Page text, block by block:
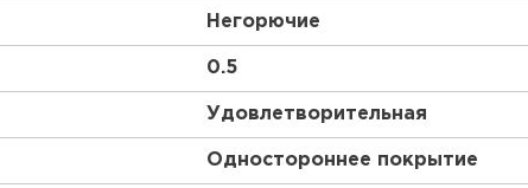
Негорючие
0.5
Удовлетворительная
Одностороннее покрытие